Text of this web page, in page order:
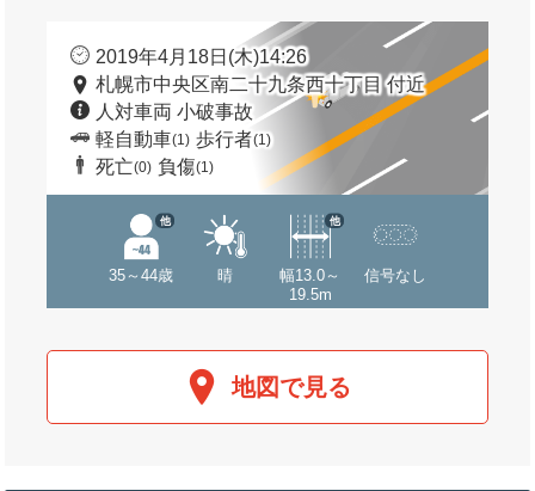
2019年4月18日(木)14:26
札幌市中央区南二十九条西十丁目 付近
人対車両 小破事故
軽自動車(1) 歩行者(1)
死亡(0) 負傷(1)
35～44歳
他
晴
幅13.0～
19.5m
他
信号なし
地図で見る